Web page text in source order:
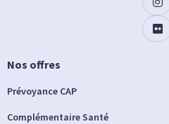
Nos offres
Prévoyance CAP
Complémentaire Santé